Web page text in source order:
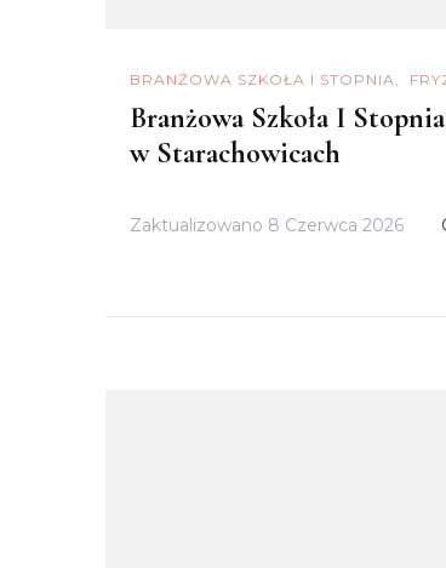
BRANŻOWA SZKOŁA I STOPNIA
Branżowa Szkoła I
w Starachowicach
Zaktualizowano 8 Czerwca 2026